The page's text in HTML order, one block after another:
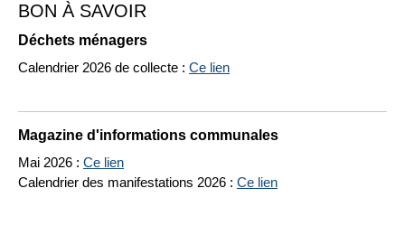
BON À SAVOIR
Déchets ménagers
Calendrier 2026 de collecte : Ce lien
Magazine d'informations communales
Mai 2026 : Ce lien
Calendrier des manifestations 2026 : Ce lien